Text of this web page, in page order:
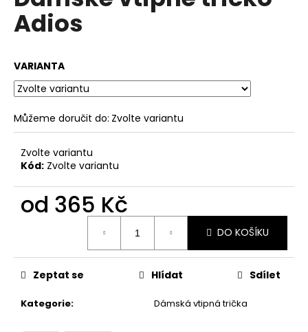
0,0
z
Adios
VARIANTA
Můžeme doručit do: Zvolte variantu
Zvolte variantu
Kód: Zvolte variantu
od 365 Kč
DO KOŠÍKU
Kategorie: Dámská vtipná trička
Zeptat se Hlídat Sdílet
a
j
t
?
č